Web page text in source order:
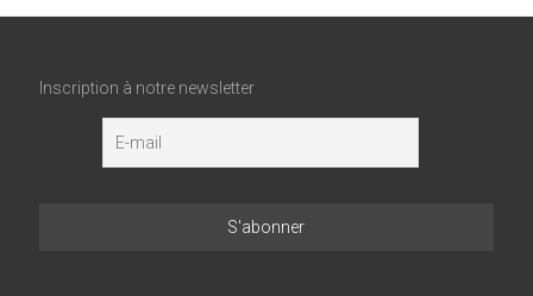
Inscription à notre newsletter